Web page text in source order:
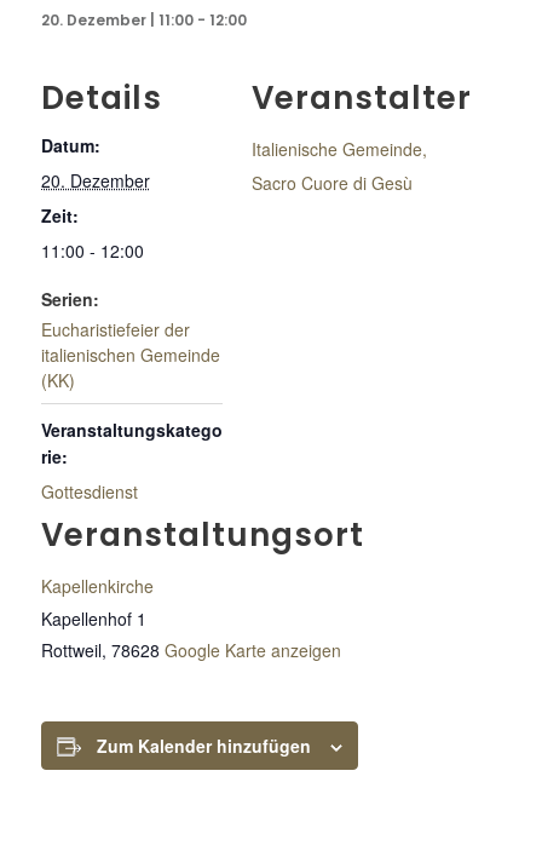
20. Dezember | 11:00- 12:00
Details
Datum:
20. Dezember
Zeit:
11:00 - 12:00
Serien:
Eucharistiefeier der
italienischen Gemeinde
(KK)
Veranstaltungskatego
rie:
Gottesdienst
Veranstaltungsort
Kapellenkirche
Kapellenhof 1
Rottweil, 78628 Google Karte anzeigen
Veranstalter
Italienische Gemeinde,
Sacro Cuore di Gesù
Zum Kalender hinzufügen